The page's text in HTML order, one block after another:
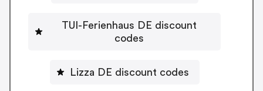
TUI-Ferienhaus DE discount
codes
Lizza DE discount codes